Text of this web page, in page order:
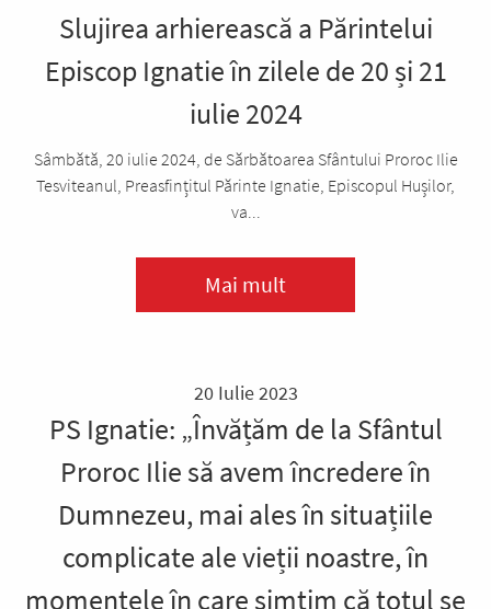
Slujirea arhierească a Părintelui
Episcop Ignatie în zilele de 20 și 21
iulie 2024
Sâmbătă, 20 iulie 2024, de Sărbătoarea Sfântului Proroc Ilie
Tesviteanul, Preasfințitul Părinte Ignatie, Episcopul Hușilor,
va...
Mai mult
20 Iulie 2023
PS Ignatie: „Învățăm de la Sfântul
Proroc Ilie să avem încredere în
Dumnezeu, mai ales în situațiile
complicate ale vieții noastre, în
momentele în care simțim că totul se